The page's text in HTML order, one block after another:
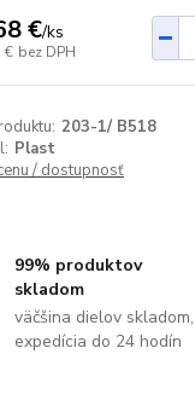
€/ks
€ bez DPH
203-1/ B518
Plast
/ dostupnosť
99% produktov
skladom
väčšina dielov skladom,
expedícia do 24 hodín